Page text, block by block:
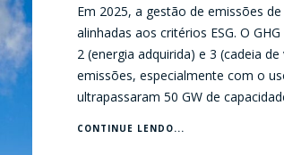
Em 2025, a gestão de emissões
alinhadas aos critérios ESG. O
2 (energia adquirida) e 3 (cadeia
emissões, especialmente com o
ultrapassaram 50 GW de
CONTINUE LENDO...